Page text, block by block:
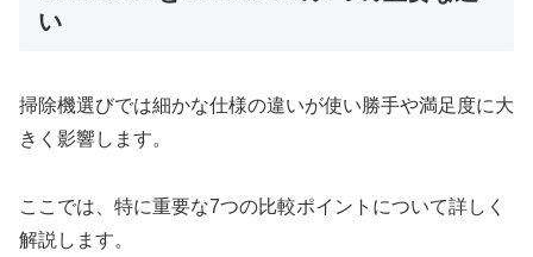
い
掃除機選びでは細かな仕様の違いが使い勝手や満足度に大
きく影響します。
ここでは、特に重要な7つの比較ポイントについて詳しく
解説します。